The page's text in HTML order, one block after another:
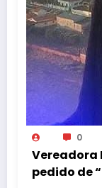
0
Vereadora
pedido de